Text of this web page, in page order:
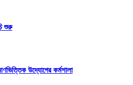
শুরু
উদ্যোগের কর্মশালা